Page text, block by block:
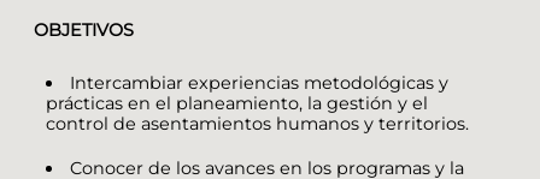
OBJETIVOS
Intercambiar experiencias metodológicas y
prácticas en el planeamiento, la gestión y el
control de asentamientos humanos y territorios.
Conocer de los avances en los programas y la